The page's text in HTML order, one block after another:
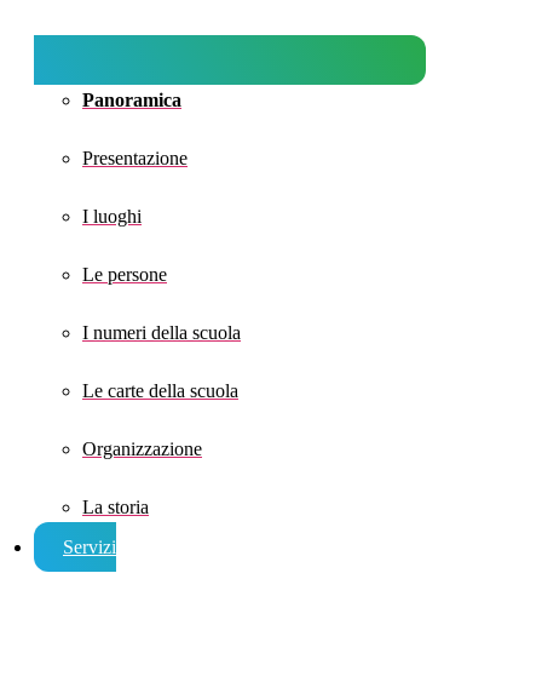
Panoramica
Presentazione
I luoghi
Le persone
I numeri della scuola
Le carte della scuola
Organizzazione
La storia
Servizi